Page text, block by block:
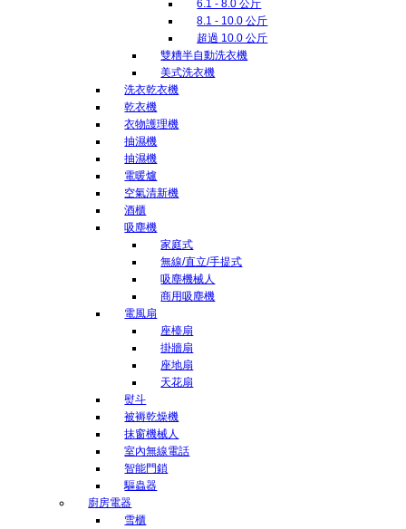
6.1 - 8.0 公斤
8.1 - 10.0 公斤
超過 10.0 公斤
雙糟半自動洗衣機
美式洗衣機
洗衣乾衣機
乾衣機
衣物護理機
抽濕機
抽濕機
電暖爐
空氣清新機
酒櫃
吸塵機
家庭式
無線/直立/手提式
吸塵機械人
商用吸塵機
電風扇
座檯扇
掛牆扇
座地扇
天花扇
熨斗
被褥乾燥機
抹窗機械人
室內無線電話
智能門鎖
驅蟲器
廚房電器
雪櫃